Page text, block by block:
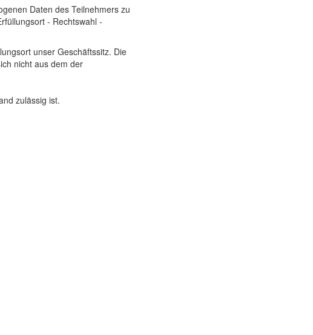
Daten des Teilnehmers zu
- Rechtswahl -
unser Geschäftssitz. Die
nicht aus dem der
zulässig ist.